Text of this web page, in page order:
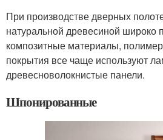
При производстве дверных
натуральной древесиной широко
композитные материалы,
покрытия все чаще используют
древесноволокнистые панели.
Шпонированные